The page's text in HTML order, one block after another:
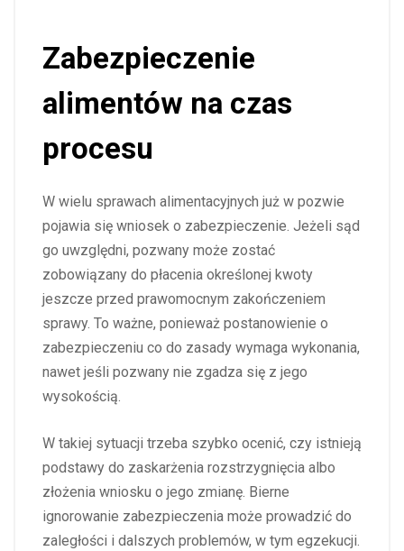
Zabezpieczenie
alimentów na czas
procesu
W wielu sprawach alimentacyjnych już w pozwie
pojawia się wniosek o zabezpieczenie. Jeżeli sąd
go uwzględni, pozwany może zostać
zobowiązany do płacenia określonej kwoty
jeszcze przed prawomocnym zakończeniem
sprawy. To ważne, ponieważ postanowienie o
zabezpieczeniu co do zasady wymaga wykonania,
nawet jeśli pozwany nie zgadza się z jego
wysokością.
W takiej sytuacji trzeba szybko ocenić, czy istnieją
podstawy do zaskarżenia rozstrzygnięcia albo
złożenia wniosku o jego zmianę. Bierne
ignorowanie zabezpieczenia może prowadzić do
zaległości i dalszych problemów, w tym egzekucji.